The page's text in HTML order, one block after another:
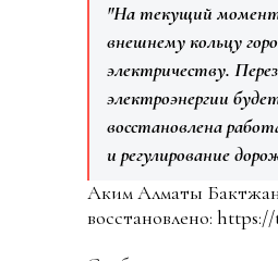
"На текущий момент
внешнему кольцу
электричеству.
электроэнергии
восстановлена
и регулирование
Аким Алматы Бактжан
восстановлено: